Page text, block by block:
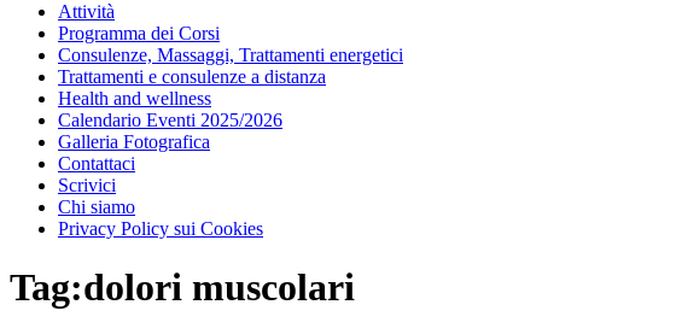
Attività
Programma dei Corsi
Consulenze, Massaggi, Trattamenti energetici
Trattamenti e consulenze a distanza
Health and wellness
Calendario Eventi 2025/2026
Galleria Fotografica
Contattaci
Scrivici
Chi siamo
Privacy Policy sui Cookies
Tag:dolori muscolari